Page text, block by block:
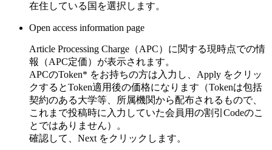
在住している国を選択します。
Open access information page
Article Processing Charge（APC）に関する現時点での情
報（APC定価）が表示されます。
APCのToken* をお持ちの方は入力し、 Apply をクリッ
クするとToken適用後の価格になります（Tokenは包括
契約のある大学等、所属機関から配布されるもので、
これまで投稿時に入力していた会員用の割引Codeのこ
とではありません）。
確認して、 Next をクリックします。